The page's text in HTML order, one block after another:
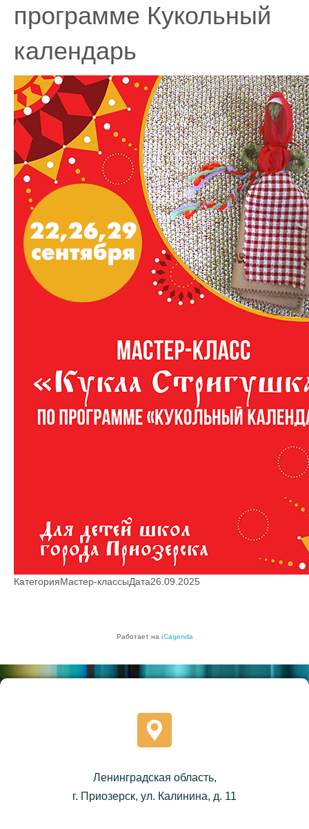
программе Кукольный
календарь
КатегорияМастер-классыДата26.09.2025
Работает на iCagenda
Ленинградская область,
г. Приозерск, ул. Калинина, д. 11